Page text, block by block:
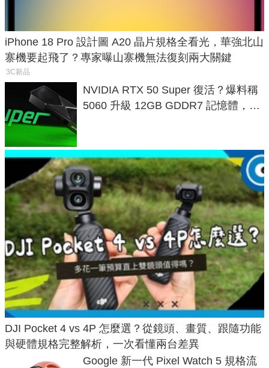
iPhone 18 Pro 設計圖 A20 晶片規格全看光，華強北山
寨機要起飛了？專家曝山寨機無法復刻兩大關鍵
3C新品
NVIDIA RTX 50 Super 復活？爆料稱
5060 升級 12GB GDDR7 記憶體，這
DJI Pocket 4 vs 4P 怎麼選？從鏡頭、畫質、跟隨功能
與硬體規格完整解析，一次看懂兩台差異
Google 新一代 Pixel Watch 5 規格流